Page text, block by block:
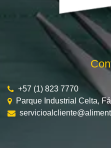
+57 (1) 823 7770
Parque Industrial Celta,